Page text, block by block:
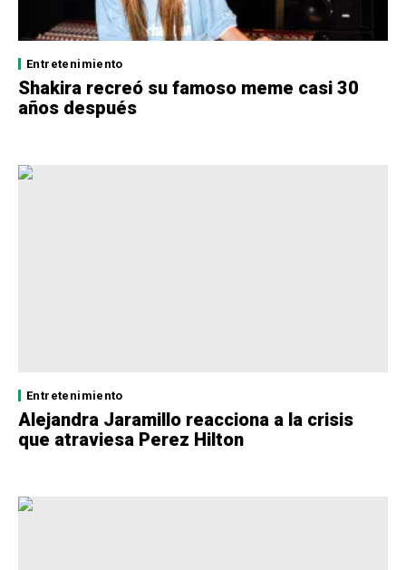
Entretenimiento
Shakira recreó su famoso meme casi 30
años después
Entretenimiento
Alejandra Jaramillo reacciona a la crisis
que atraviesa Perez Hilton